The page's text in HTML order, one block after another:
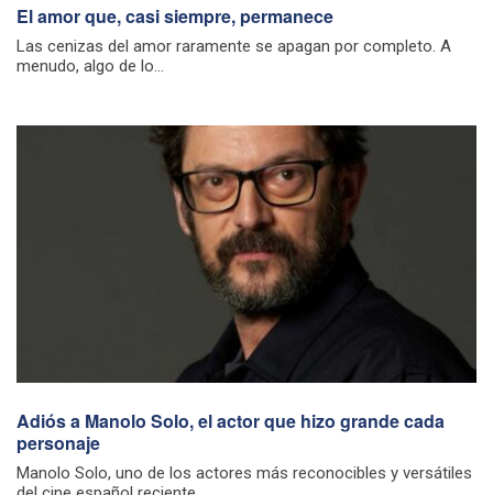
El amor que, casi siempre, permanece
Las cenizas del amor raramente se apagan por completo. A
menudo, algo de lo...
Adiós a Manolo Solo, el actor que hizo grande cada
personaje
Manolo Solo, uno de los actores más reconocibles y versátiles